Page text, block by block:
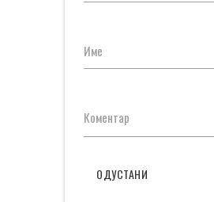
Име
Коментар
ОДУСТАНИ